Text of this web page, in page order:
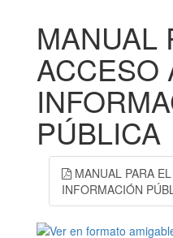
MANUAL
ACCESO
PÚBLICA
MANUAL PARA
INFORMACIÓN